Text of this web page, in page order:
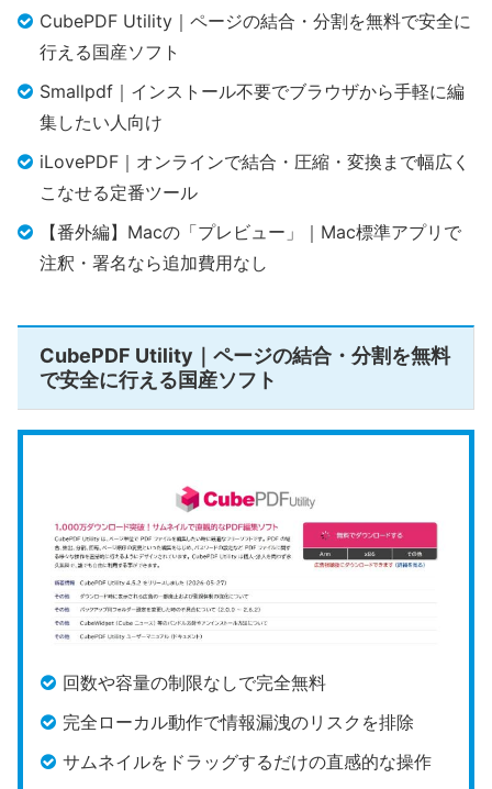
ィを最高水準に保ちたい官公庁や企業に最も信頼で
きる国産ソフト です。
CubePDF Utility｜ページの結合・分割を無料で安全に
行える国産ソフト
Smallpdf｜インストール不要でブラウザから手軽に編
集したい人向け
iLovePDF｜オンラインで結合・圧縮・変換まで幅広く
こなせる定番ツール
【番外編】Macの「プレビュー」｜Mac標準アプリで
注釈・署名なら追加費用なし
CubePDF Utility｜ページの結合・分割を無料
で安全に行える国産ソフト
回数や容量の制限なしで完全無料
完全ローカル動作で情報漏洩のリスクを排除
サムネイルをドラッグするだけの直感的な操作